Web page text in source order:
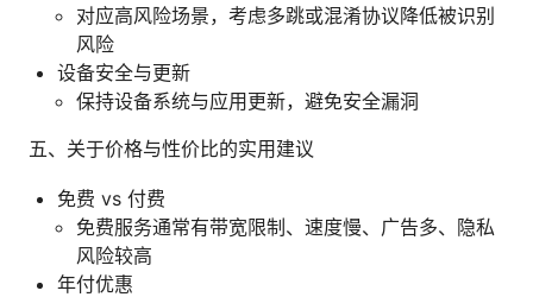
对应高风险场景，考虑多跳或混淆协议降低被识别
风险
设备安全与更新
保持设备系统与应用更新，避免安全漏洞
五、关于价格与性价比的实用建议
免费 vs 付费
免费服务通常有带宽限制、速度慢、广告多、隐私
风险较高
年付优惠